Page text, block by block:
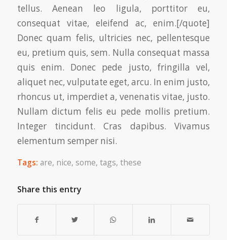
tellus. Aenean leo ligula, porttitor eu,
consequat vitae, eleifend ac, enim.[/quote]
Donec quam felis, ultricies nec, pellentesque
eu, pretium quis, sem. Nulla consequat massa
quis enim. Donec pede justo, fringilla vel,
aliquet nec, vulputate eget, arcu. In enim justo,
rhoncus ut, imperdiet a, venenatis vitae, justo.
Nullam dictum felis eu pede mollis pretium.
Integer tincidunt. Cras dapibus. Vivamus
elementum semper nisi.
Tags: are, nice, some, tags, these
Share this entry